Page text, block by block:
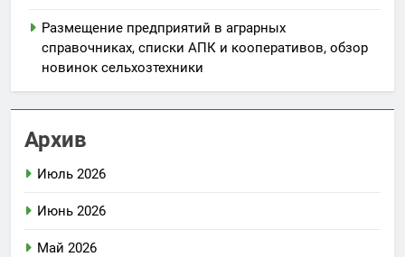
Размещение предприятий в аграрных
справочниках, списки АПК и кооперативов, обзор
новинок сельхозтехники
Архив
Июль 2026
Июнь 2026
Май 2026